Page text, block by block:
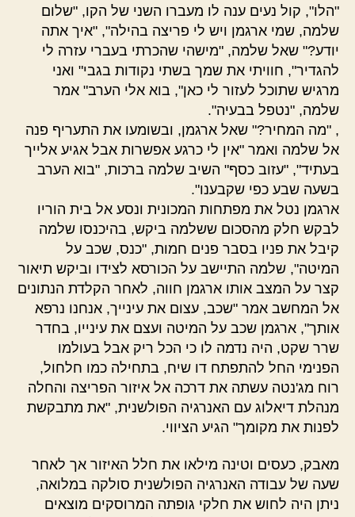
"הלו", קול נעים ענה לו מעברו השני של הקו, "שלום
שלמה, שמי ארגמן ויש לי פריצה בהילה", "איך אתה
יודע?" שאל שלמה, "מישהי שהכרתי בעברי עזרה לי
להגדיר", חוויתי את שמך בשתי נקודות בגבי" ואני
מרגיש שתוכל לעזור לי כאן", בוא אלי הערב" אמר
שלמה, "נטפל בבעיה".
, "מה המחיר?" שאל ארגמן, ובשומעו את התעריף פנה
אל שלמה ואמר "אין לי כרגע אפשרות אבל אגיע אלייך
בעתיד", "עזוב כסף" השיב שלמה ברכות, "בוא הערב
בשעה שבע כפי שקבענו".
ארגמן נטל את מפתחות המכונית ונסע אל בית הוריו
לבקש חלק מהסכום ששלמה ביקש, בהיכנסו שלמה
קיבל את פניו בסבר פנים חמות, "כנס, שכב על
המיטה", שלמה התיישב על הכורסא לצידו וביקש תיאור
קצר על המצב אותו ארגמן חווה, לאחר הקלדת הנתונים
אל המחשב אמר "שכב, עצום את עינייך, אנחנו נרפא
אותך", ארגמן שכב על המיטה ועצם את עינייו, בחדר
שרר שקט, היה נדמה לו כי הכל ריק אבל בעולמו
הפנימי החל להתפתח דו שיח, בתחילה כמו חלחול,
רוח מג'נטה עשתה את דרכה אל איזור הפריצה והחלה
מנהלת דיאלוג עם האנרגיה הפולשנית, "את מתבקשת
לפנות את מקומך" הגיע הציווי.
מאבק, כעסים וטינה מילאו את חלל האיזור אך לאחר
שעה של עבודה האנרגיה הפולשנית סולקה במלואה,
ניתן היה לחוש את חלקי גופתה המרוסקים מוצאים